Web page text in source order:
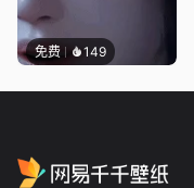
免费 149